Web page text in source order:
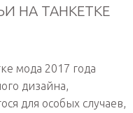
НА ТАНКЕТКЕ
мода 2017 года
дизайна,
для особых случаев,